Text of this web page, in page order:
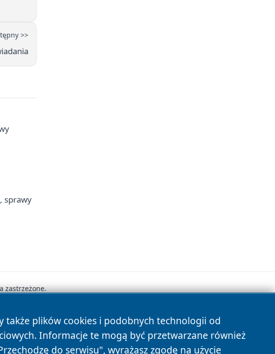
>>
sprawy
także plików cookies i podobnych technologii od
Informacje te mogą być przetwarzane również
do serwisu", wyrażasz zgodę na użycie
zastrzeżone.
Cookies